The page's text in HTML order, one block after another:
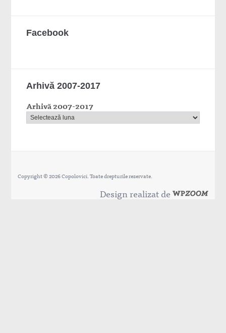
Facebook
Arhivă 2007-2017
Arhivă 2007-2017
Copyright © 2026 Copolovici. Toate drepturile rezervate.
Design realizat de